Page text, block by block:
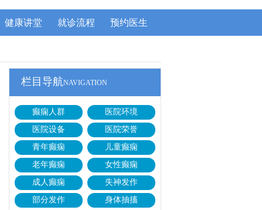
健康讲堂 就诊流程 预约医生
栏目导航NAVIGATION
癫痫人群
医院环境
医院设备
医院荣誉
青年癫痫
儿童癫痫
老年癫痫
女性癫痫
成人癫痫
失神发作
部分发作
身体抽搐